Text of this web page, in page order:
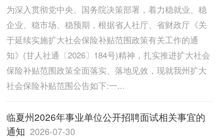
为深入贯彻党中央、国务院决策部署，着力稳就业、稳
企业、稳市场、稳预期，根据省人社厅、省财政厅《关
于延续实施扩大社会保险补贴范围政策有关工作的通
知》(甘人社通〔2026〕184号)精神，扎实推进扩大社会
保险补贴范围政策全面落实、落地见效，现就我州扩大
社会保险补贴范围公告如下:一...
临夏州2026年事业单位公开招聘面试相关事宜的
通知 2026-07-30